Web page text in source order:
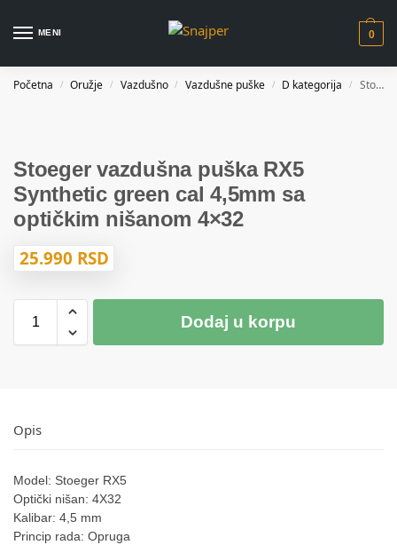
MENI 0
Početna / Oružje / Vazdušno / Vazdušne puške / D kategorija / Stoeger vazdušna puška RX5 Synthetic green cal 4,5mm sa optičkim nišanom 4×32
Stoeger vazdušna puška RX5
Synthetic green cal 4,5mm sa
optičkim nišanom 4×32
25.990 RSD
Dodaj u korpu
Opis
Model: Stoeger RX5
Optički nišan: 4X32
Kalibar: 4,5 mm
Princip rada: Opruga